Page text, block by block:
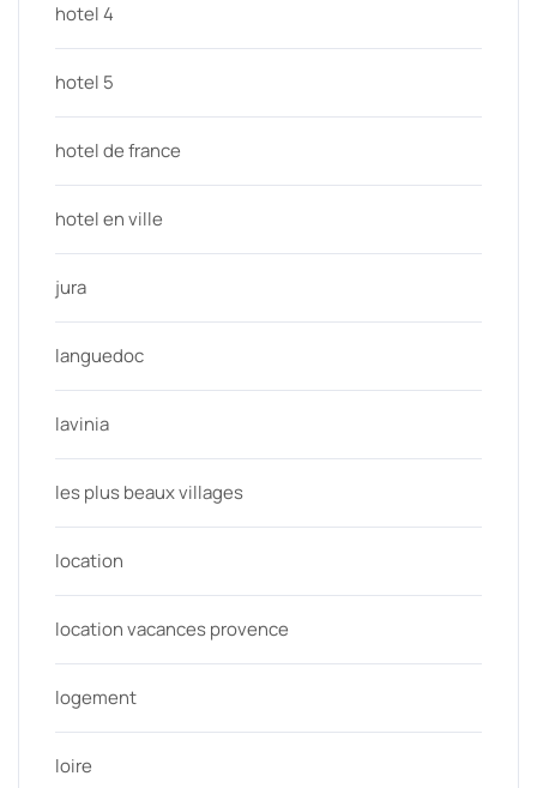
hotel 4
hotel 5
hotel de france
hotel en ville
jura
languedoc
lavinia
les plus beaux villages
location
location vacances provence
logement
loire